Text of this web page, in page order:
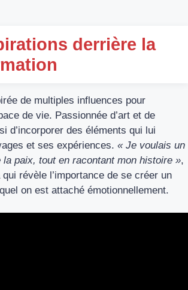
derrière la
de multiples influences pour
de vie. Passionnée d’art et de
d’incorporer des éléments qui lui
et ses expériences. « Je voulais un
paix, tout en racontant mon histoire »,
révèle l’importance de se créer un
on est attaché émotionnellement.